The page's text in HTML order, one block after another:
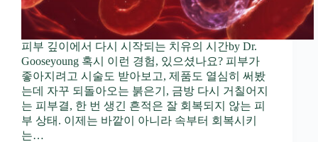
피부 깊이에서 다시 시작되는 치유의 시간by Dr.
Gooseyoung 혹시 이런 경험, 있으셨나요? 피부가
좋아지려고 시술도 받아보고, 제품도 열심히 써봤
는데 자꾸 되돌아오는 붉은기, 금방 다시 거칠어지
는 피부결, 한 번 생긴 흔적은 잘 회복되지 않는 피
부 상태. 이제는 바깥이 아니라 속부터 회복시키
는…